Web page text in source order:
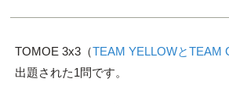
TOMOE 3x3（TEAM YELLOWとTEAM
出題された1問です。